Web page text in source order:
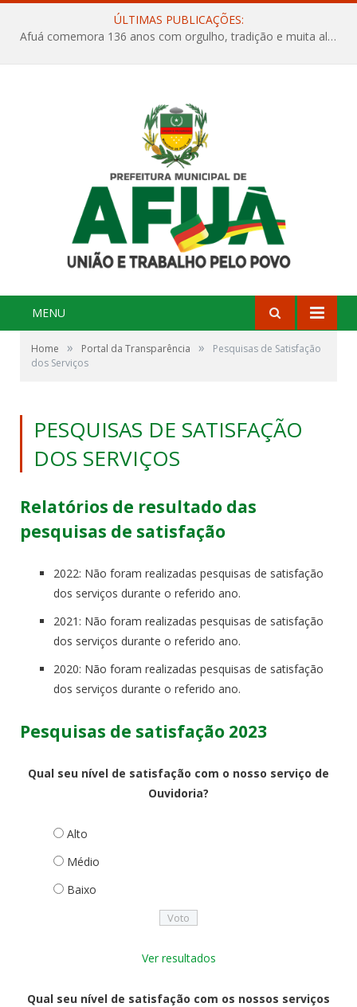
ÚLTIMAS PUBLICAÇÕES:
Afuá comemora 136 anos com orgulho, tradição e muita alegria na Quadra Dr. Nelson Salomão
MENU
Home » Portal da Transparência »
Pesquisas de Satisfação
dos Serviços
PESQUISAS DE SATISFAÇÃO
DOS SERVIÇOS
Relatórios de resultado das
pesquisas de satisfação
2022: Não foram realizadas pesquisas de satisfação
dos serviços durante o referido ano.
2021: Não foram realizadas pesquisas de satisfação
dos serviços durante o referido ano.
2020: Não foram realizadas pesquisas de satisfação
dos serviços durante o referido ano.
Pesquisas de satisfação 2023
Qual seu nível de satisfação com o nosso serviço de
Ouvidoria?
Alto
Médio
Baixo
Ver resultados
Qual seu nível de satisfação com os nossos serviços